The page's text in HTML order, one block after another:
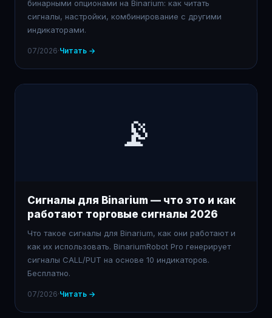
бинарными опционами на Binarium: как читать
сигналы, настройки, комбинирование с другими
индикаторами.
07/2026·Читать →
📡
Сигналы для Binarium — что это и как
работают торговые сигналы 2026
Что такое сигналы для Binarium, как они работают и
как их использовать. BinariumRobot Pro генерирует
сигналы CALL/PUT на основе 10 индикаторов.
Бесплатно.
07/2026·Читать →